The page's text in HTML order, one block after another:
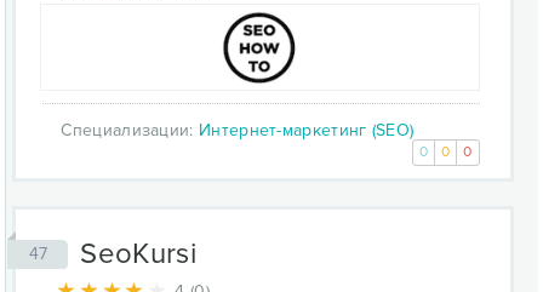
Специализации: Интернет-маркетинг (SEO)
0 0 0
47 SeoKursi